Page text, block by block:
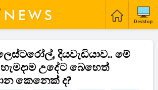
Desktop
දියවැඩියාව.. මේ
උදේට බෙහෙත්
කෙනෙක් ද?